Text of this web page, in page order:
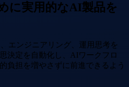
に実用的なAI製品を
エンジニアリング、運用思考を
決定を自動化し、AIワークフロ
負担を増やさずに前進できるよう